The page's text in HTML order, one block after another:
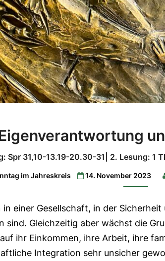
und
Lesung:
Spr
20.30-
2.
1
5,1-
Spr 31,10-13.19-20.30-31| 2. Lesung: 1
im Jahreskreis 14. November 2023
in einer Gesellschaft, in der
sind. Gleichzeitig aber wächst die
ihr Einkommen, ihre Arbeit, ihre
Integration sehr unsicher